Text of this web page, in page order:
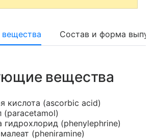
Состав и форма
вещества
кислота (ascorbic acid)
(paracetamol)
гидрохлорид (phenylephrine)
(pheniramine)